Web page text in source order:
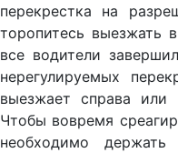
перекрестка на
торопитесь выезжать
все водители
нерегулируемых
выезжает справа или
Чтобы вовремя
необходимо